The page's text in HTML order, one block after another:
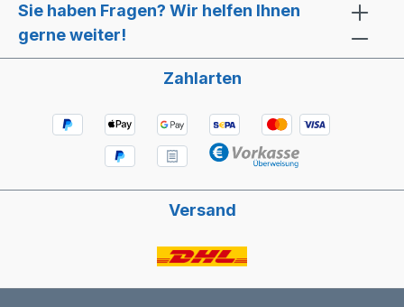
Sie haben Fragen? Wir helfen Ihnen
gerne weiter!
Zahlarten
Versand